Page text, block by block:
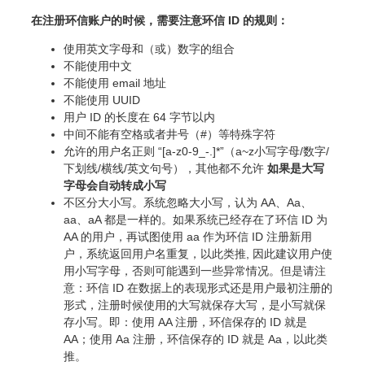
在注册环信账户的时候，需要注意环信 ID 的规则：
使用英文字母和（或）数字的组合
不能使用中文
不能使用 email 地址
不能使用 UUID
用户 ID 的长度在 64 字节以内
中间不能有空格或者井号（#）等特殊字符
允许的用户名正则 “[a-z0-9_-.]*”（a~z小写字母/数字/
下划线/横线/英文句号），其他都不允许 如果是大写
字母会自动转成小写
不区分大小写。系统忽略大小写，认为 AA、Aa、
aa、aA 都是一样的。如果系统已经存在了环信 ID 为
AA 的用户，再试图使用 aa 作为环信 ID 注册新用
户，系统返回用户名重复，以此类推, 因此建议用户使
用小写字母，否则可能遇到一些异常情况。但是请注
意：环信 ID 在数据上的表现形式还是用户最初注册的
形式，注册时候使用的大写就保存大写，是小写就保
存小写。即：使用 AA 注册，环信保存的 ID 就是
AA；使用 Aa 注册，环信保存的 ID 就是 Aa，以此类
推。